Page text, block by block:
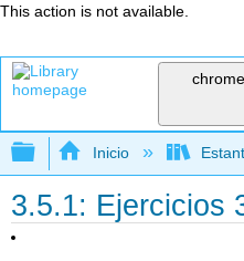
This action is not available.
Expandir/
Inicio
3.5.1: Ejercicios